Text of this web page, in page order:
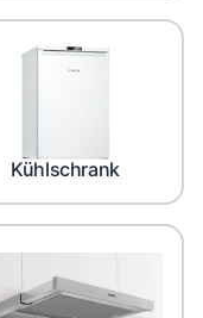
Kühlschrank